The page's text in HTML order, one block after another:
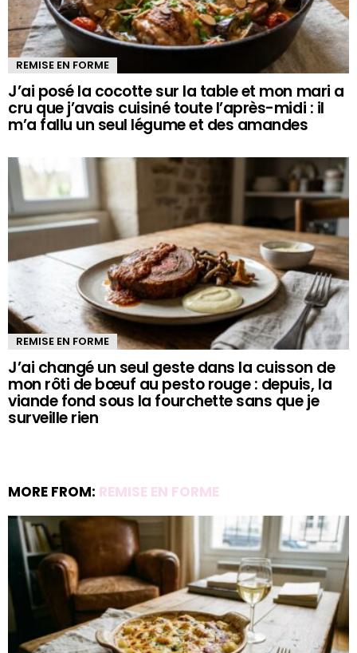
REMISE EN FORME
J’ai posé la cocotte sur la table et mon mari a
cru que j’avais cuisiné toute l’après-midi : il
m’a fallu un seul légume et des amandes
REMISE EN FORME
J’ai changé un seul geste dans la cuisson de
mon rôti de bœuf au pesto rouge : depuis, la
viande fond sous la fourchette sans que je
surveille rien
MORE FROM: REMISE EN FORME